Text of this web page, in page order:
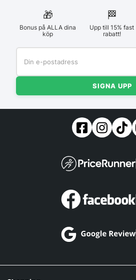
🎁
Bonus på ALLA dina
köp
🏁︎
Upp till 15% fast
rabatt!
SIGNA UPP